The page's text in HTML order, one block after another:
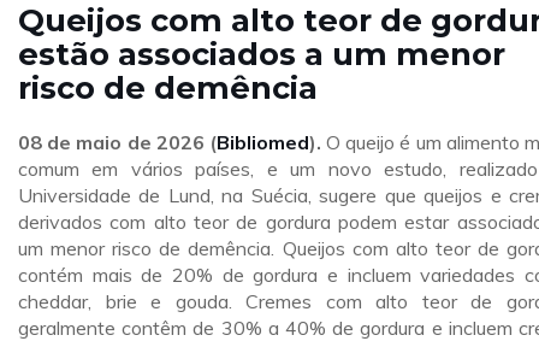
Queijos com alto teor de
estão associados a um menor
risco de demência
08 de maio de 2026 (Bibliomed). O queijo é um alimento
comum em vários países, e um novo estudo,
Universidade de Lund, na Suécia, sugere que queijos e
derivados com alto teor de gordura podem estar
um menor risco de demência. Queijos com alto teor de
contém mais de 20% de gordura e incluem variedades
cheddar, brie e gouda. Cremes com alto teor de
geralmente contêm de 30% a 40% de gordura e incluem